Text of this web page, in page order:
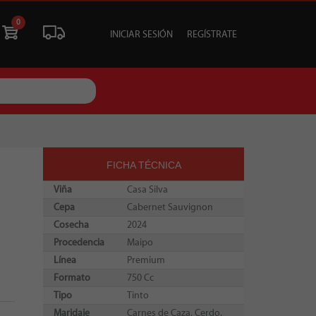
TU EVENTO
0
INICIAR SESIÓN REGÍSTRATE
FICHA TÉCNICA
Viña
Casa Silva
Cepa
Cabernet Sauvignon
Cosecha
2024
Procedencia
Maipo
Línea
Premium
Formato
750 Cc
Tipo
Tinto
Maridaje
Carnes de Caza, Cerdo.